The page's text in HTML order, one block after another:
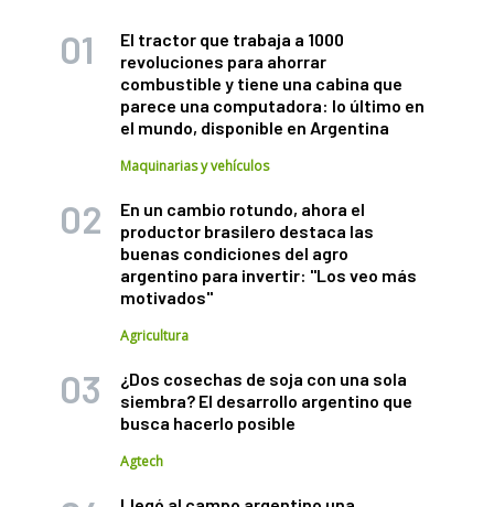
El tractor que trabaja a 1000
revoluciones para ahorrar
combustible y tiene una cabina que
parece una computadora: lo último en
el mundo, disponible en Argentina
Maquinarias y vehículos
En un cambio rotundo, ahora el
productor brasilero destaca las
buenas condiciones del agro
argentino para invertir: "Los veo más
motivados"
Agricultura
¿Dos cosechas de soja con una sola
siembra? El desarrollo argentino que
busca hacerlo posible
Agtech